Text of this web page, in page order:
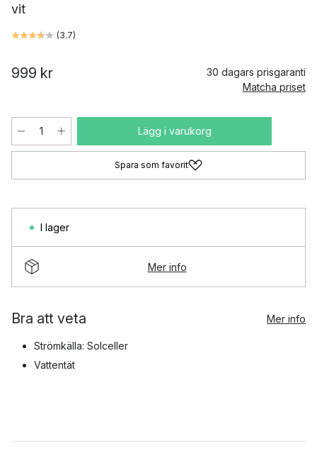
vit
(3.7)
999 kr
30 dagars prisgaranti
Matcha priset
Lägg i varukorg
Spara som favorit
I lager
Mer info
Bra att veta Mer info
Strömkälla: Solceller
Vattentät